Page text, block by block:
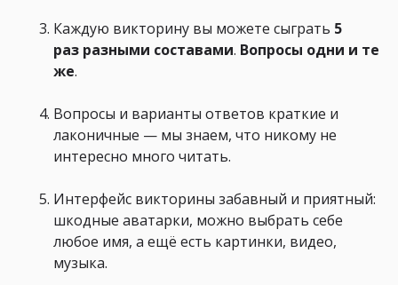
Каждую викторину вы можете сыграть 5
раз разными составами. Вопросы одни и те
же.
Вопросы и варианты ответов краткие и
лаконичные — мы знаем, что никому не
интересно много читать.
Интерфейс викторины забавный и приятный:
шкодные аватарки, можно выбрать себе
любое имя, а ещё есть картинки, видео,
музыка.